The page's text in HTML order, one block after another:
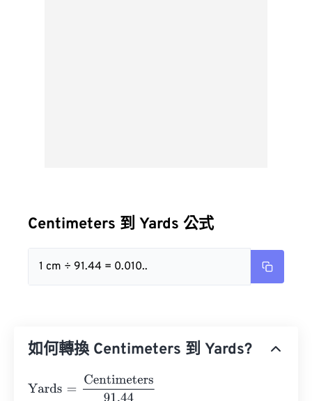
Centimeters 到 Yards 公式
1 cm ÷ 91.44 = 0.010..
如何轉換 Centimeters 到 Yards?
Yards Centimeters91.44